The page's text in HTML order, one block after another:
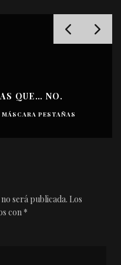
QUE… NO.
MÁSCARA PESTAÑAS
será publicada. Los
con *